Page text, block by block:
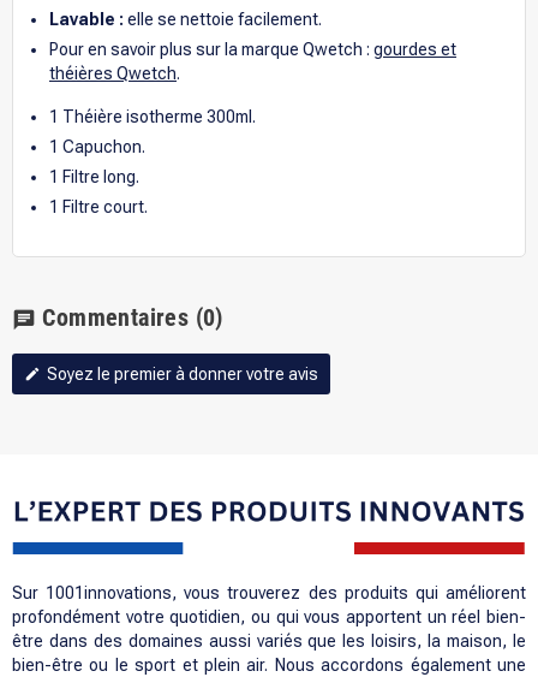
Lavable : elle se nettoie facilement.
Pour en savoir plus sur la marque Qwetch : gourdes et
théières Qwetch.
1 Théière isotherme 300ml.
1 Capuchon.
1 Filtre long.
1 Filtre court.
chat Commentaires (0)
edit Soyez le premier à donner votre avis
Sur 1001innovations, vous trouverez des produits qui améliorent
profondément votre quotidien, ou qui vous apportent un réel bien-
être dans des domaines aussi variés que les loisirs, la maison, le
bien-être ou le sport et plein air. Nous accordons également une